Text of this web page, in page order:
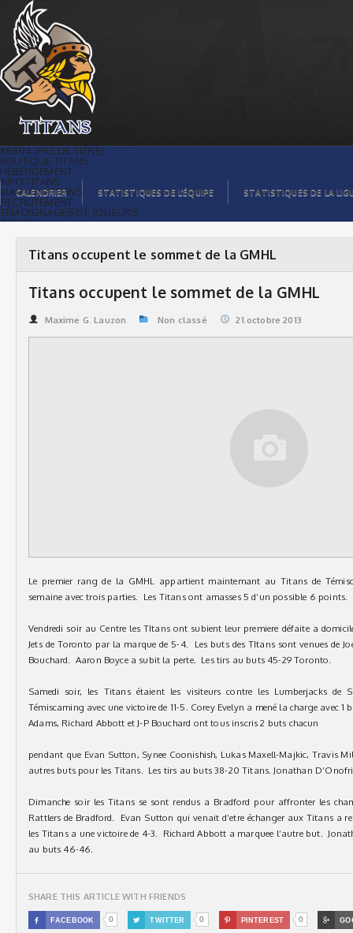
Titans occupent le sommet de la GMHL
| Titans de témiscaming
#8804 (PAS DE TITRE)
BOUTIQUE TITANS
HÉBERGEMENT
INFO TITANS
MAGASIN TITANS
RECRUTEMENT
TÉMOIGNAGES DE JOUEURS
ACCUEIL
GALERIE PHOTOS
STATISTIQUES
ORGANISATION
CALENDRIER
COMMANDITAIRES
STATISTIQUES DE LA LIGUE
CALENDRIER STATISTIQUES DE L’ÉQUIPE STATISTIQUES DE LA
Titans occupent le sommet de la GMHL
Titans occupent le sommet de la GMHL
Maxime G. Lauzon Non classé 21.octobre 2013
Le premier rang de la GMHL appartient maintemant au Titans de
semaine avec trois parties. Les Titans ont amasses 5 d’un possible 6 points.
Vendredi soir au Centre les TItans ont subient leur premiere défaite a
Jets de Toronto par la marque de 5-4. Les buts des TItans sont venues de
Bouchard. Aaron Boyce a subit la perte. Les tirs au buts 45-29 Toronto.
Samedi soir, les Titans étaient les visiteurs contre les Lumberjacks
Témiscaming avec une victoire de 11-5. Corey Evelyn a mené la charge avec
Adams, Richard Abbott et J-P Bouchard ont tous inscris 2 buts chacun
pendant que Evan Sutton, Synee Coonishish, Lukas Maxell-Majkic, Travis
autres buts pour les Titans. Les tirs au buts 38-20 Titans. Jonathan
Dimanche soir les Titans se sont rendus a Bradford pour affronter les
Rattlers de Bradford. Evan Sutton qui venait d’etre échanger aux Titans a
les Titans a une victoire de 4-3. Richard Abbott a marquee l’autre but.
au buts 46-46.
SHARE THIS ARTICLE WITH FRIENDS
 FACEBOOK 0  TWITTER 0  PINTEREST 0 